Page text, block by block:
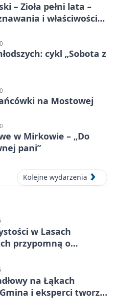
– Zioła pełni lata –
i właściwości
cykl „Sobota z
na Mostowej
w Mirkowie – „Do
pani”
Kolejne wydarzenia
w Lasach
przypomną o
na Łąkach
i eksperci tworzą